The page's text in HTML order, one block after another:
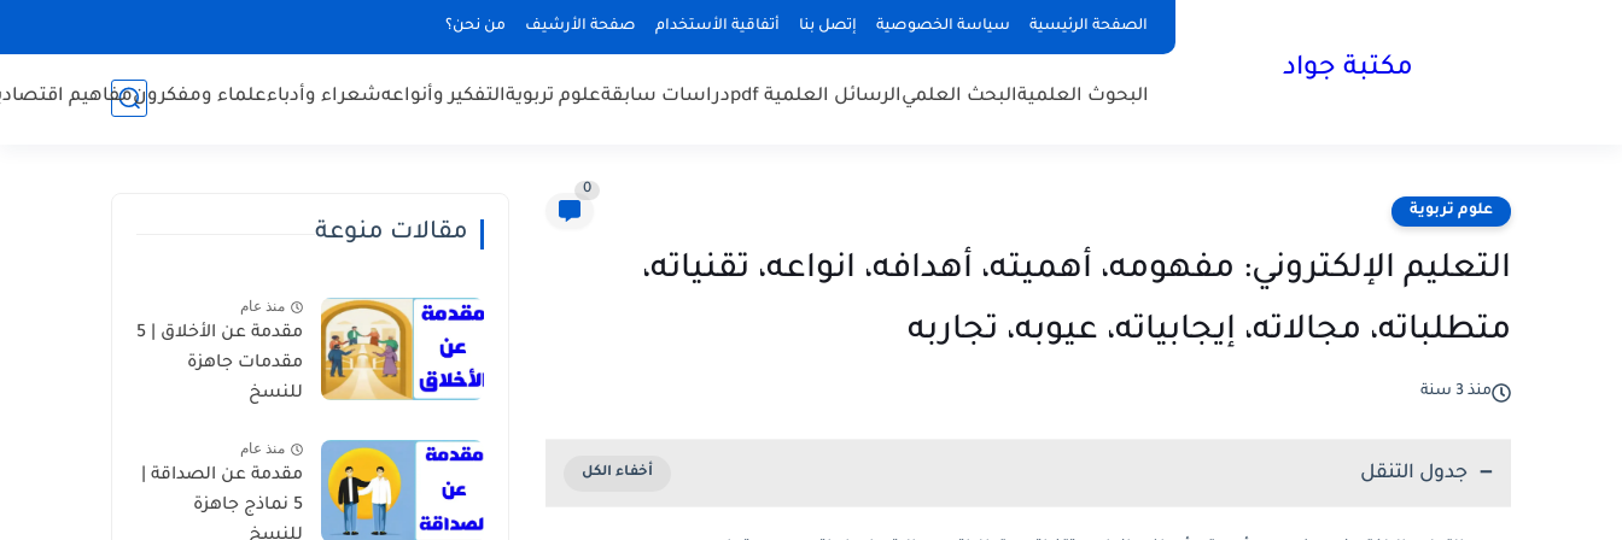
الصفحة الرئيسية سياسة الخصوصية إتصل بنا أتفاقية الأستخدام صفحة الأرشيف من نحن؟
مكتبة جواد
البحوث العلميةالبحث العلميالرسائل العلمية pdf دراسات سابقةعلوم تربويةالتفكير وأنواعهشعراء وأدباءعلماء ومفكرونمفاهيم
علوم تربوية
0
التعليم الإلكتروني: مفهومه، أهميته، أهدافه، انواعه، تقنياته،
متطلباته، مجالاته، إيجابياته، عيوبه، تجاربه
منذ 3 سنة
جدول التنقل
مقالات منوعة
منذ عام
مقدمة عن الأخلاق | 5
مقدمات جاهزة
للنسخ
منذ عام
مقدمة عن الصداقة |
5 نماذج جاهزة